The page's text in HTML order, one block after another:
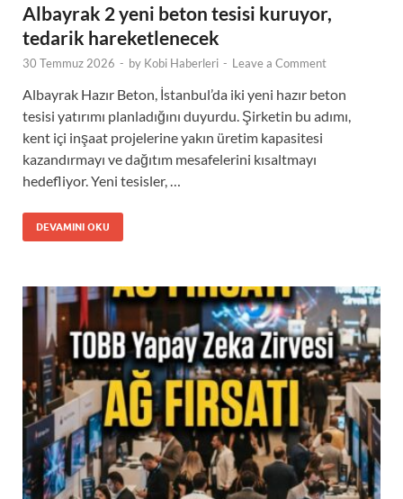
Albayrak 2 yeni beton tesisi kuruyor,
tedarik hareketlenecek
30 Temmuz 2026 - by Kobi Haberleri - Leave a Comment
Albayrak Hazır Beton, İstanbul’da iki yeni hazır beton
tesisi yatırımı planladığını duyurdu. Şirketin bu adımı,
kent içi inşaat projelerine yakın üretim kapasitesi
kazandırmayı ve dağıtım mesafelerini kısaltmayı
hedefliyor. Yeni tesisler, …
DEVAMINI OKU